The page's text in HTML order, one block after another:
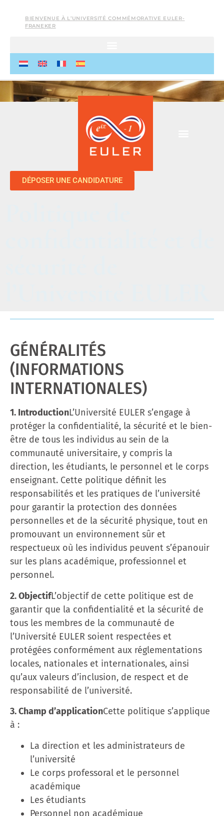
BIENVENUE À L’UNIVERSITÉ COMMÉMORATIVE EULER-
FRANEKER
DÉPOSER UNE CANDIDATURE
GÉNÉRALITÉS
(INFORMATIONS
INTERNATIONALES)
1. IntroductionL’Université EULER s’engage à
protéger la confidentialité, la sécurité et le bien-
être de tous les individus au sein de la
communauté universitaire, y compris la
direction, les étudiants, le personnel et le corps
enseignant. Cette politique définit les
responsabilités et les pratiques de l’université
pour garantir la protection des données
personnelles et de la sécurité physique, tout en
promouvant un environnement sûr et
respectueux où les individus peuvent s’épanouir
sur les plans académique, professionnel et
personnel.
2. ObjectifL’objectif de cette politique est de
garantir que la confidentialité et la sécurité de
tous les membres de la communauté de
l’Université EULER soient respectées et
protégées conformément aux réglementations
locales, nationales et internationales, ainsi
qu’aux valeurs d’inclusion, de respect et de
responsabilité de l’université.
3. Champ d’applicationCette politique s’applique
à :
La direction et les administrateurs de
l’université
Le corps professoral et le personnel
académique
Les étudiants
Personnel non académique